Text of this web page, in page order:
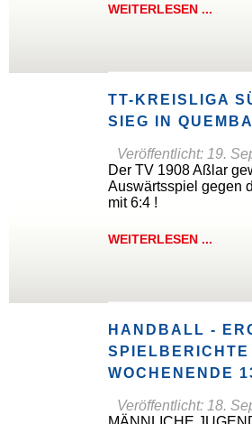
WEITERLESEN ...
TT-KREISLIGA
IEG IN
Veröffentlicht: 19.
Der TV 1908 Aßlar
Auswärtsspiel gegen
mit 6:4 !
WEITERLESEN ...
HANDBALL -
SPIELBERICHTE
WOCHENENDE
Veröffentlicht: 18.